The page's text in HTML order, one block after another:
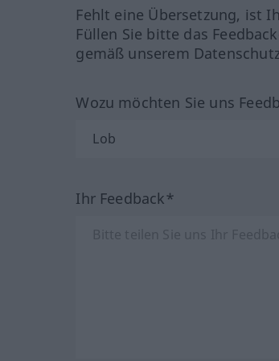
Fehlt eine Übersetzung, ist
Füllen Sie bitte das
gemäß unserem
Wozu möchten Sie uns
Ihr Feedback*